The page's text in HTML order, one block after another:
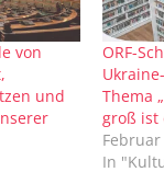
von
und
ORF-
Thema
groß ist
In